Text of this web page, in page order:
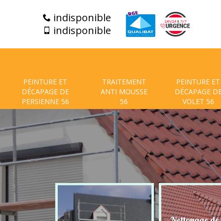
indisponible
indisponible
PEINTURE ET
DÉCAPAGE DE
PERSIENNE 56
TRAITEMENT
ANTI MOUSSE
56
PEINTURE ET
DÉCAPAGE
VOLET 56